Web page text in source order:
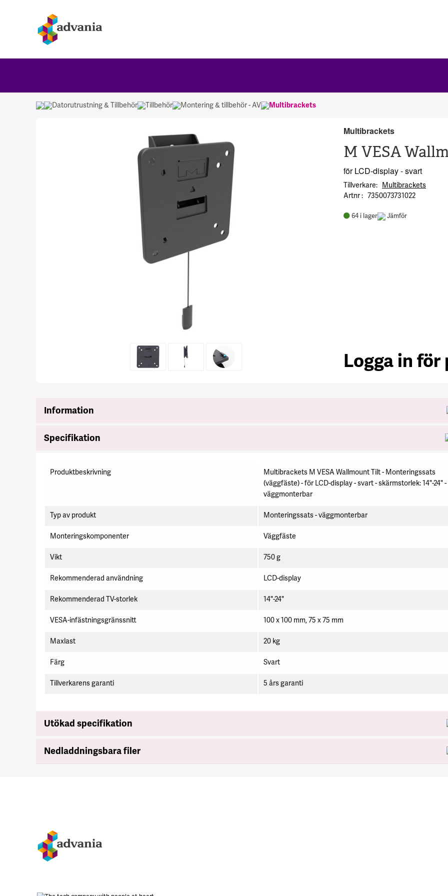
Datorutrustning & Tillbehör Tillbehör Montering & tillbehör - AV Multibrackets
Multibrackets
M VESA
för LCD-display - svart
Tillverkare
Multibrackets
Artnr
7350073731022
64 i lager Jämför
Logga in för
Information
Specifikation
Produktbeskrivning
Multibrackets M VESA Wallmount Tilt - Monteringssats
(väggfäste) - för LCD-display - svart - skärmstorlek: 14"-24" -
väggmonterbar
Typ av produkt Monteringssats - väggmonterbar
Monteringskomponenter Väggfäste
Vikt 750 g
Rekommenderad användning LCD-display
Rekommenderad TV-storlek 14"-24"
VESA-infästningsgränssnitt 100 x 100 mm, 75 x 75 mm
Maxlast 20 kg
Färg Svart
Tillverkarens garanti 5 års garanti
Utökad specifikation
Nedladdningsbara filer